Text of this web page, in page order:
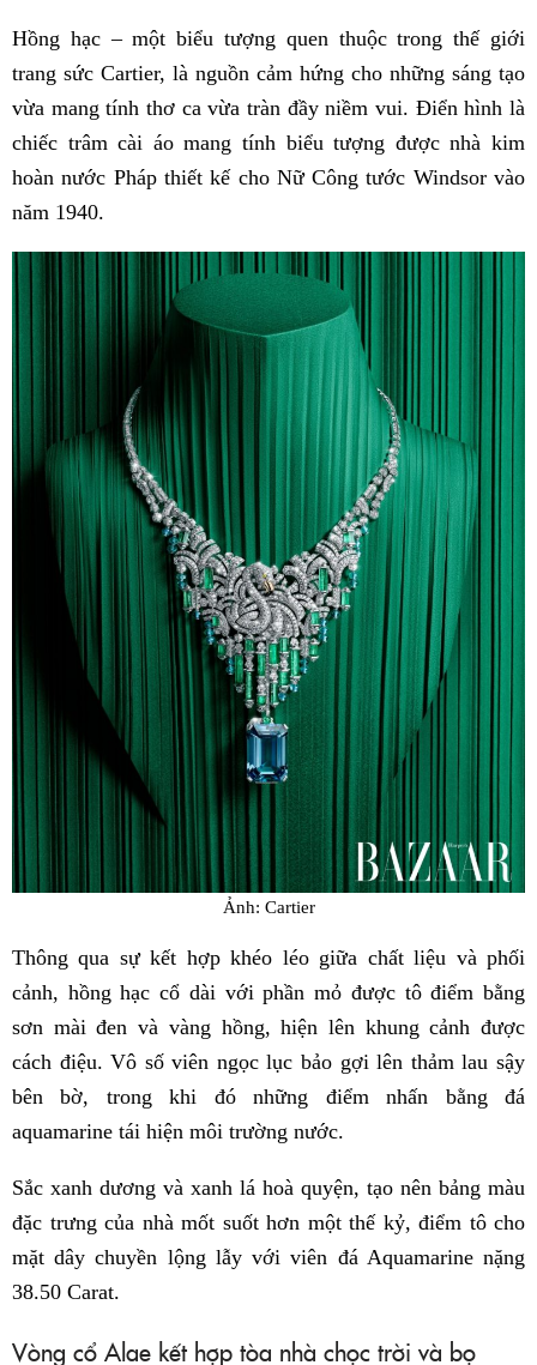
Hồng hạc – một biểu tượng quen thuộc trong thế giới
trang sức Cartier, là nguồn cảm hứng cho những sáng tạo
vừa mang tính thơ ca vừa tràn đầy niềm vui. Điển hình là
chiếc trâm cài áo mang tính biểu tượng được nhà kim
hoàn nước Pháp thiết kế cho Nữ Công tước Windsor vào
năm 1940.
Ảnh: Cartier
Thông qua sự kết hợp khéo léo giữa chất liệu và phối
cảnh, hồng hạc cổ dài với phần mỏ được tô điểm bằng
sơn mài đen và vàng hồng, hiện lên khung cảnh được
cách điệu. Vô số viên ngọc lục bảo gợi lên thảm lau sậy
bên bờ, trong khi đó những điểm nhấn bằng đá
aquamarine tái hiện môi trường nước.
Sắc xanh dương và xanh lá hoà quyện, tạo nên bảng màu
đặc trưng của nhà mốt suốt hơn một thế kỷ, điểm tô cho
mặt dây chuyền lộng lẫy với viên đá Aquamarine nặng
38.50 Carat.
Vòng cổ Alae kết hợp tòa nhà chọc trời và bọ